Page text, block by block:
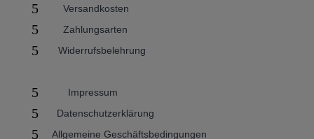
5 Versandkosten
5 Zahlungsarten
5 Widerrufsbelehrung
5 Impressum
5 Datenschutzerklärung
5 Allgemeine Geschäftsbedingungen